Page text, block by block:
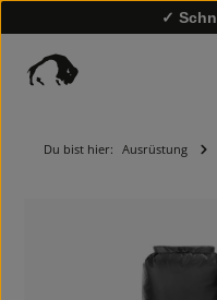
✓
Du bist hier: Ausrüstung